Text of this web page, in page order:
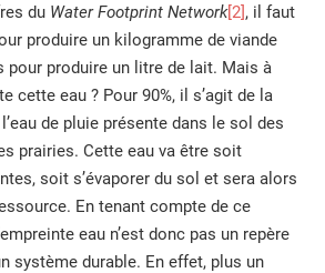
du Water Footprint Network[2], il faut
produire un kilogramme de viande
pour produire un litre de lait. Mais à
cette eau ? Pour 90%, il s’agit de la
de pluie présente dans le sol des
prairies. Cette eau va être soit
soit s’évaporer du sol et sera alors
En tenant compte de ce
eau n’est donc pas un repère
système durable. En effet, plus un